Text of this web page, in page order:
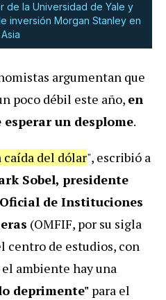
de la Universidad de Yale y
inversión Morgan Stanley en
Asia
argumentan que
poco débil este año, en
un desplome.
caída del dólar", escribió a
Sobel, presidente
de Instituciones
(OMFIF, por su sigla
centro de estudios, con
ambiente hay una
deprimente" para el